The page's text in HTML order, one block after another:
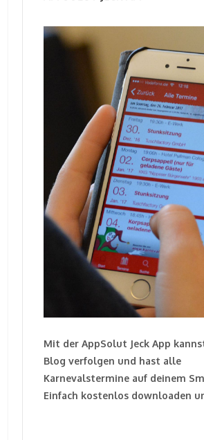
Mit der AppSolut Jeck App
Blog verfolgen und hast alle
Karnevalstermine auf deinem
Einfach kostenlos downloaden